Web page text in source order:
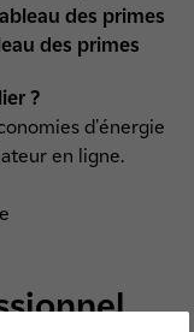
des primes
des primes
?
d'énergie
en ligne.